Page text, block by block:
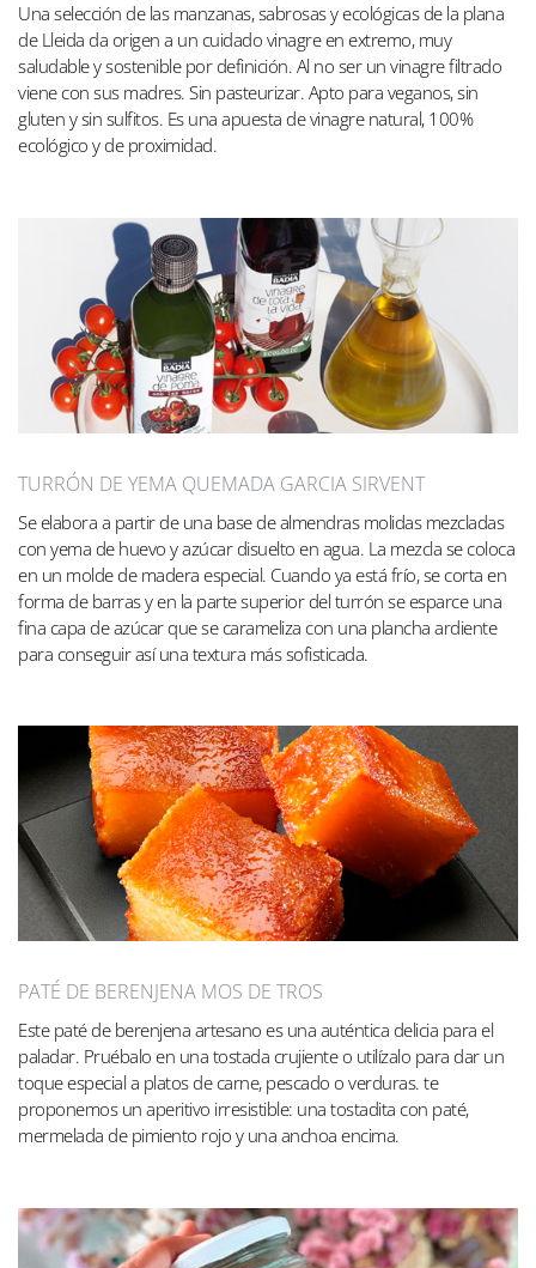
Una selección de las manzanas, sabrosas y ecológicas de la plana
de Lleida da origen a un cuidado vinagre en extremo, muy
saludable y sostenible por definición. Al no ser un vinagre filtrado
viene con sus madres. Sin pasteurizar. Apto para veganos, sin
gluten y sin sulfitos. Es una apuesta de vinagre natural, 100%
ecológico y de proximidad.
TURRÓN DE YEMA QUEMADA GARCIA SIRVENT
Se elabora a partir de una base de almendras molidas mezcladas
con yema de huevo y azúcar disuelto en agua. La mezcla se coloca
en un molde de madera especial. Cuando ya está frío, se corta en
forma de barras y en la parte superior del turrón se esparce una
fina capa de azúcar que se carameliza con una plancha ardiente
para conseguir así una textura más sofisticada.
PATÉ DE BERENJENA MOS DE TROS
Este paté de berenjena artesano es una auténtica delicia para el
paladar. Pruébalo en una tostada crujiente o utilízalo para dar un
toque especial a platos de carne, pescado o verduras. te
proponemos un aperitivo irresistible: una tostadita con paté,
mermelada de pimiento rojo y una anchoa encima.